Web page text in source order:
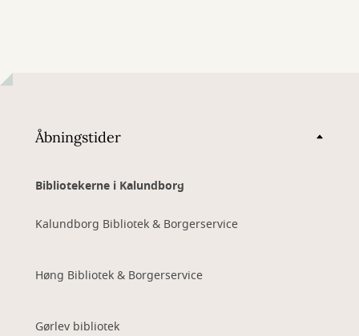
Åbningstider
Bibliotekerne i Kalundborg
Kalundborg Bibliotek & Borgerservice
Høng Bibliotek & Borgerservice
Gørlev bibliotek